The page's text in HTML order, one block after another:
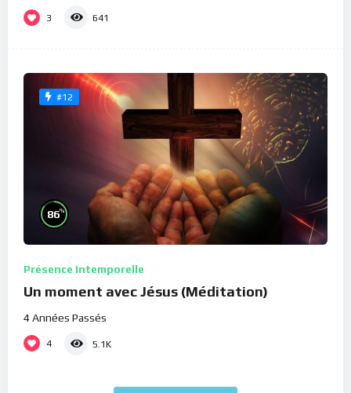
3 641
#12
86%
Présence Intemporelle
Un moment avec Jésus (Méditation)
4 Années Passés
4 5.1K